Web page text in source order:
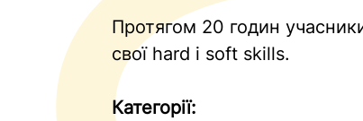
Протягом 20 годин
свої hard і soft skills.
Категорії: